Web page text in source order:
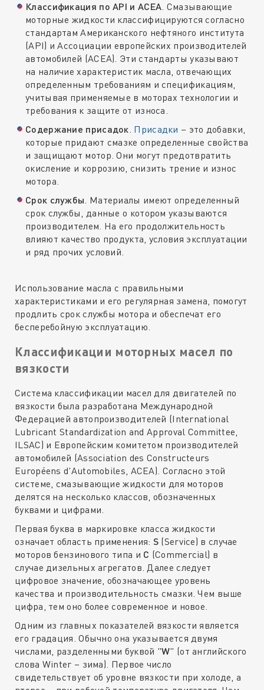
Классификация по API и ACEA. Смазывающие
моторные жидкости классифицируются согласно
стандартам Американского нефтяного института
(API) и Ассоциации европейских производителей
автомобилей (ACEA). Эти стандарты указывают
на наличие характеристик масла, отвечающих
определенным требованиям и спецификациям,
учитывая применяемые в моторах технологии и
требования к защите от износа.
Содержание присадок. Присадки – это добавки,
которые придают смазке определенные свойства
и защищают мотор. Они могут предотвратить
окисление и коррозию, снизить трение и износ
мотора.
Срок службы. Материалы имеют определенный
срок службы, данные о котором указываются
производителем. На его продолжительность
влияют качество продукта, условия эксплуатации
и ряд прочих условий.
Использование масла с правильными
характеристиками и его регулярная замена, помогут
продлить срок службы мотора и обеспечат его
бесперебойную эксплуатацию.
Классификации моторных масел по
вязкости
Система классификации масел для двигателей по
вязкости была разработана Международной
Федерацией автопроизводителей (International
Lubricant Standardization and Approval Committee,
ILSAC) и Европейским комитетом производителей
автомобилей (Association des Constructeurs
Européens d'Automobiles, ACEA). Согласно этой
системе, смазывающие жидкости для моторов
делятся на несколько классов, обозначенных
буквами и цифрами.
Первая буква в маркировке класса жидкости
означает область применения: S (Service) в случае
моторов бензинового типа и С (Commercial) в
случае дизельных агрегатов. Далее следует
цифровое значение, обозначающее уровень
качества и производительность смазки. Чем выше
цифра, тем оно более современное и новое.
Одним из главных показателей вязкости является
его градация. Обычно она указывается двумя
числами, разделенными буквой "W" (от английского
слова Winter – зима). Первое число
свидетельствует об уровне вязкости при холоде, а